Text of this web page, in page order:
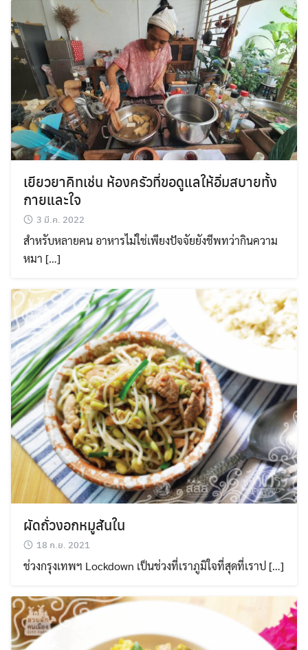
เยียวยาคิทเช่น ห้องครัวที่ขอดูแลให้อิ่มสบายทั้ง
กายและใจ
3 มี.ค. 2022
สำหรับหลายคน อาหารไม่ใช่เพียงปัจจัยยังชีพทว่ากินความ
หมา […]
ผัดถั่วงอกหมูสันใน
18 ก.ย. 2021
ช่วงกรุงเทพฯ Lockdown เป็นช่วงที่เราภูมิใจที่สุดที่เราป […]